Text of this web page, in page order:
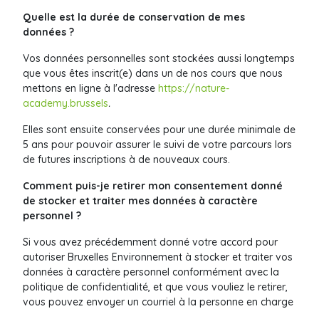
Quelle est la durée de conservation de mes
données ?
Vos données personnelles sont stockées aussi longtemps
que vous êtes inscrit(e) dans un de nos cours que nous
mettons en ligne à l'adresse https://nature-
academy.brussels.
Elles sont ensuite conservées pour une durée minimale de
5 ans pour pouvoir assurer le suivi de votre parcours lors
de futures inscriptions à de nouveaux cours.
Comment puis-je retirer mon consentement donné
de stocker et traiter mes données à caractère
personnel ?
Si vous avez précédemment donné votre accord pour
autoriser Bruxelles Environnement à stocker et traiter vos
données à caractère personnel conformément avec la
politique de confidentialité, et que vous vouliez le retirer,
vous pouvez envoyer un courriel à la personne en charge